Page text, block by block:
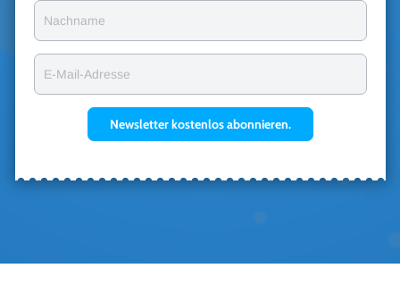
Nachname
E-Mail-Adresse
Newsletter kostenlos abonnieren.